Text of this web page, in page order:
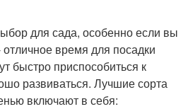
для сада, особенно если вы
время для посадки
быстро приспособиться к
развиваться. Лучшие сорта
включают в себя: